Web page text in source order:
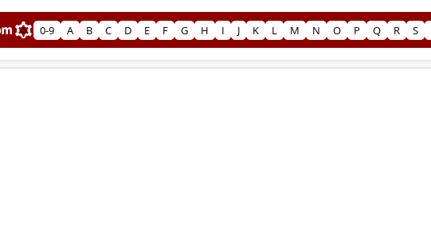
0-9 A B C D E F G H I J K L M N O P Q R S